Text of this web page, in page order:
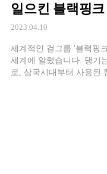
일으킨 블랙핑크
2023.04.10
세계적인 걸그룹 '블랙핑
세계에 알렸습니다. 댕기
로, 삼국시대부터 사용된